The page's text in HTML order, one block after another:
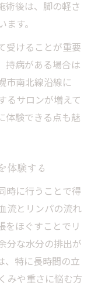
術後は、脚の軽さ
す。
受けることが重要
持病がある場合は
市南北線沿線に
るサロンが増えて
体験できる点も魅
体験する
時に行うことで得
流とリンパの流れ
をほぐすことでリ
分な水分の排出が
、特に長時間の立
みや重さに悩む方